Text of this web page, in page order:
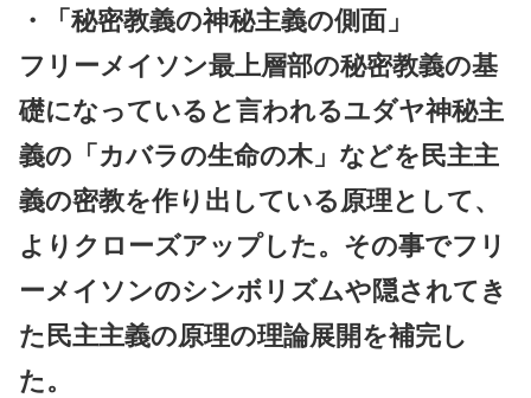
・「秘密教義の神秘主義の側面」
フリーメイソン最上層部の秘密教義の基
礎になっていると言われるユダヤ神秘主
義の「カバラの生命の木」などを民主主
義の密教を作り出している原理として、
よりクローズアップした。その事でフリ
ーメイソンのシンボリズムや隠されてき
た民主主義の原理の理論展開を補完し
た。